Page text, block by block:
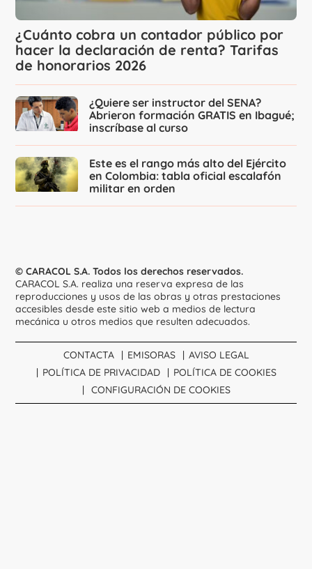
¿Cuánto cobra un contador público por
hacer la declaración de renta? Tarifas
de honorarios 2026
¿Quiere ser instructor del SENA?
Abrieron formación GRATIS en Ibagué;
inscríbase al curso
Este es el rango más alto del Ejército
en Colombia: tabla oficial escalafón
militar en orden
© CARACOL S.A. Todos los derechos reservados.
CARACOL S.A. realiza una reserva expresa de las
reproducciones y usos de las obras y otras prestaciones
accesibles desde este sitio web a medios de lectura
mecánica u otros medios que resulten adecuados.
CONTACTA EMISORAS
AVISO LEGAL
POLÍTICA DE PRIVACIDAD
POLÍTICA DE COOKIES
CONFIGURACIÓN DE COOKIES